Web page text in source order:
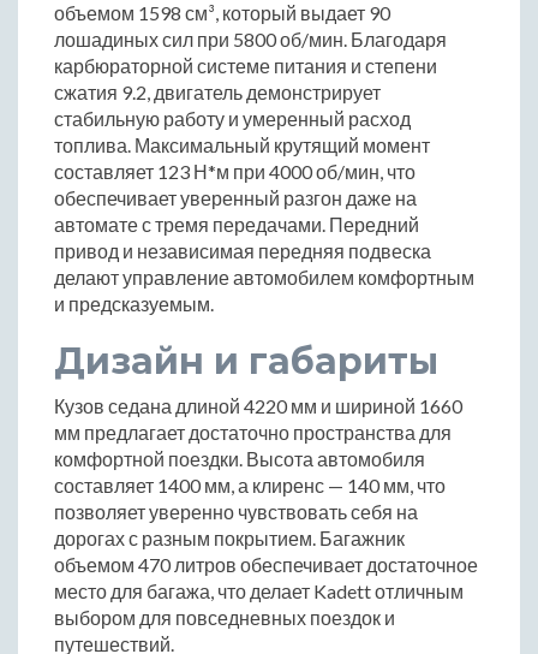
объемом 1598 см³, который выдает 90
лошадиных сил при 5800 об/мин. Благодаря
карбюраторной системе питания и степени
сжатия 9.2, двигатель демонстрирует
стабильную работу и умеренный расход
топлива. Максимальный крутящий момент
составляет 123 Н*м при 4000 об/мин, что
обеспечивает уверенный разгон даже на
автомате с тремя передачами. Передний
привод и независимая передняя подвеска
делают управление автомобилем комфортным
и предсказуемым.
Дизайн и габариты
Кузов седана длиной 4220 мм и шириной 1660
мм предлагает достаточно пространства для
комфортной поездки. Высота автомобиля
составляет 1400 мм, а клиренс — 140 мм, что
позволяет уверенно чувствовать себя на
дорогах с разным покрытием. Багажник
объемом 470 литров обеспечивает достаточное
место для багажа, что делает Kadett отличным
выбором для повседневных поездок и
путешествий.